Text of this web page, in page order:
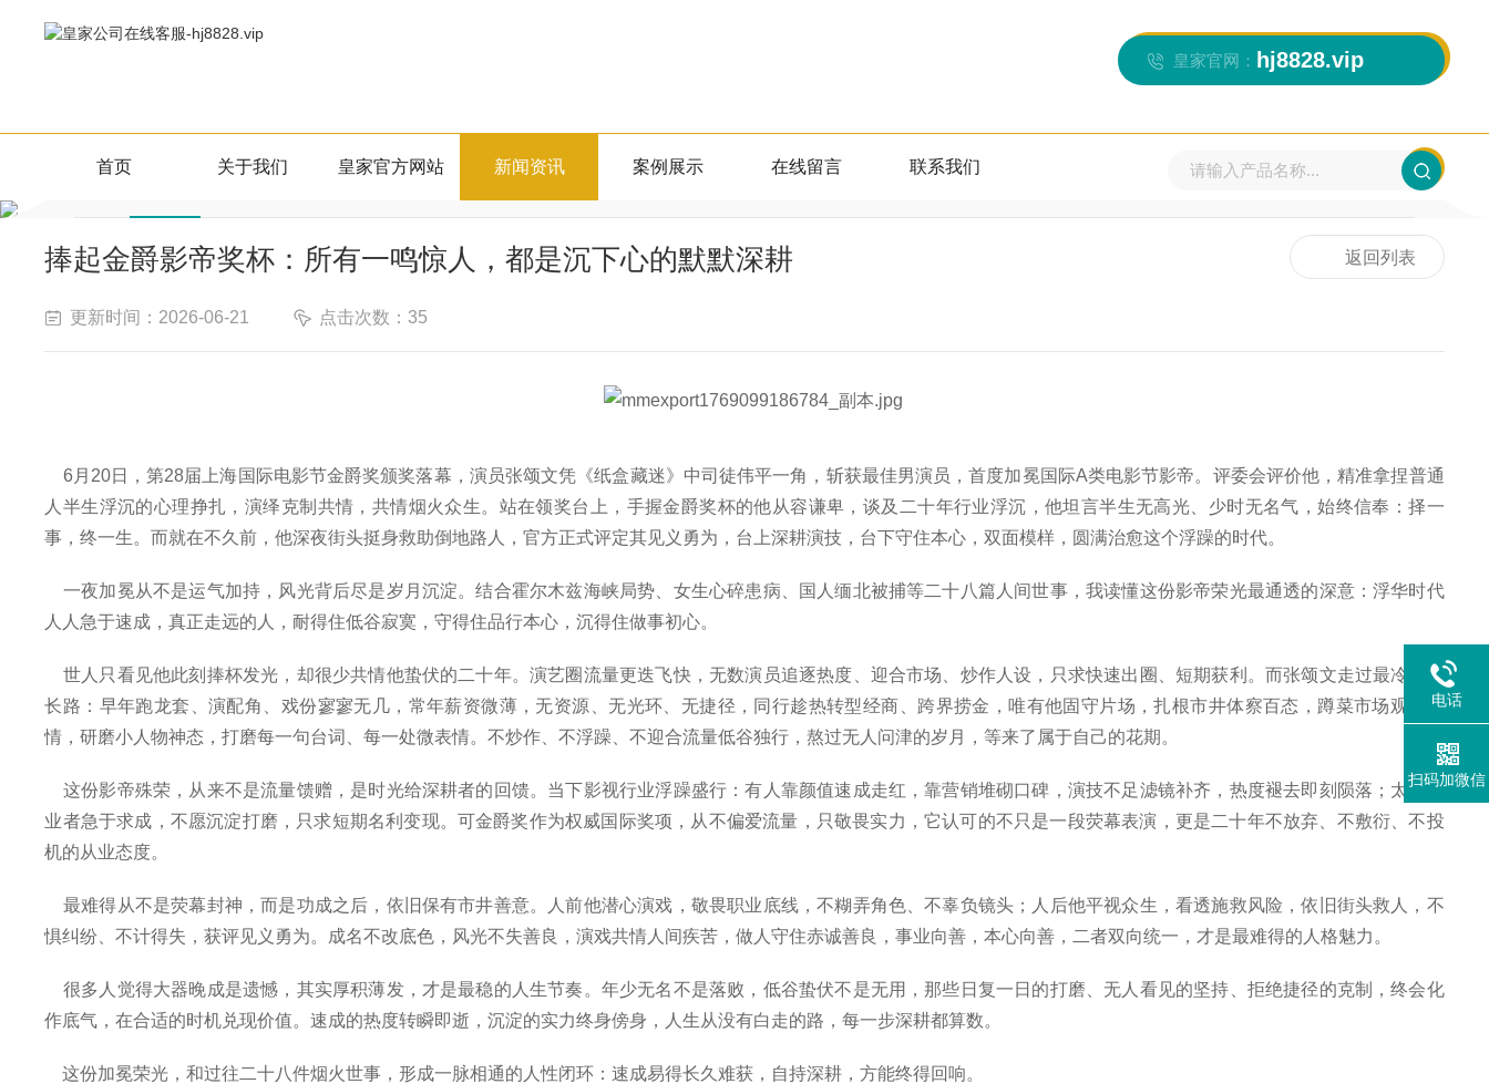
皇家官网： hj8828.vip
首页 关于我们 皇家官方网站 新闻资讯 案例展示 在线留言 联系我们
新闻资讯
NEWS CENTER
行业新闻 首页>>新闻资讯>>
捧起金爵影帝奖杯：所有一鸣惊人，都是沉下心的默默深耕
更新时间：2026-06-21 点击次数：35
6月20日，第28届上海国际电影节金爵奖颁奖落幕，演员张颂文凭《纸盒藏迷》中司徒伟平一角，斩获最佳男演员，首度加冕国际A类电影节影帝。评委会评价他，精准拿捏普通
人半生浮沉的心理挣扎，演绎克制共情，共情烟火众生。站在领奖台上，手握金爵奖杯的他从容谦卑，谈及二十年行业浮沉，他坦言半生无高光、少时无名气，始终信奉：择一
事，终一生。而就在不久前，他深夜街头挺身救助倒地路人，官方正式评定其见义勇为，台上深耕演技，台下守住本心，双面模样，圆满治愈这个浮躁的时代。
一夜加冕从不是运气加持，风光背后尽是岁月沉淀。结合霍尔木兹海峡局势、女生心碎患病、国人缅北被捕等二十八篇人间世事，我读懂这份影帝荣光最通透的深意：浮华时代
人人急于速成，真正走远的人，耐得住低谷寂寞，守得住品行本心，沉得住做事初心。
世人只看见他此刻捧杯发光，却很少共情他蛰伏的二十年。演艺圈流量更迭飞快，无数演员追逐热度、迎合市场、炒作人设，只求快速出圈、短期获利。而张颂文走过最冷门的
长路：早年跑龙套、演配角、戏份寥寥无几，常年薪资微薄，无资源、无光环、无捷径，同行趁热转型经商、跨界捞金，唯有他固守片场，扎根市井体察百态，蹲菜市场观察人
情，研磨小人物神态，打磨每一句台词、每一处微表情。不炒作、不浮躁、不迎合流量低谷独行，熬过无人问津的岁月，等来了属于自己的花期。
这份影帝殊荣，从来不是流量馈赠，是时光给深耕者的回馈。当下影视行业浮躁盛行：有人靠颜值速成走红，靠营销堆砌口碑，演技不足滤镜补齐，热度褪去即刻陨落；太多从
业者急于求成，不愿沉淀打磨，只求短期名利变现。可金爵奖作为权威国际奖项，从不偏爱流量，只敬畏实力，它认可的不只是一段荧幕表演，更是二十年不放弃、不敷衍、不投
机的从业态度。
最难得从不是荧幕封神，而是功成之后，依旧保有市井善意。人前他潜心演戏，敬畏职业底线，不糊弄角色、不辜负镜头；人后他平视众生，看透施救风险，依旧街头救人，不
惧纠纷、不计得失，获评见义勇为。成名不改底色，风光不失善良，演戏共情人间疾苦，做人守住赤诚善良，事业向善，本心向善，二者双向统一，才是最难得的人格魅力。
很多人觉得大器晚成是遗憾，其实厚积薄发，才是最稳的人生节奏。年少无名不是落败，低谷蛰伏不是无用，那些日复一日的打磨、无人看见的坚持、拒绝捷径的克制，终会化
作底气，在合适的时机兑现价值。速成的热度转瞬即逝，沉淀的实力终身傍身，人生从没有白走的路，每一步深耕都算数。
这份加冕荣光，和过往二十八件烟火世事，形成一脉相通的人性闭环：速成易得长久难获，自持深耕，方能终得回响。
返回列表
电话
扫码加微信